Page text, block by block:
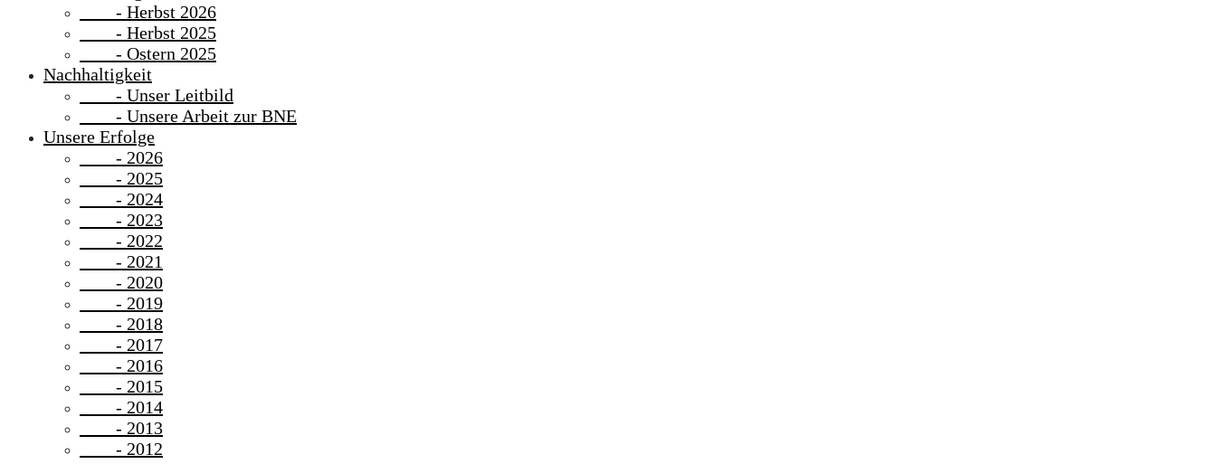
- Herbst 2026
- Herbst 2025
- Ostern 2025
Nachhaltigkeit
- Unser Leitbild
- Unsere Arbeit zur BNE
Unsere Erfolge
- 2026
- 2025
- 2024
- 2023
- 2022
- 2021
- 2020
- 2019
- 2018
- 2017
- 2016
- 2015
- 2014
- 2013
- 2012